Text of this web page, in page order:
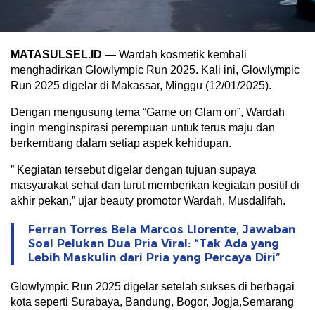
MATASULSEL.ID — Wardah kosmetik kembali
menghadirkan Glowlympic Run 2025. Kali ini, Glowlympic
Run 2025 digelar di Makassar, Minggu (12/01/2025).
Dengan mengusung tema “Game on Glam on”, Wardah
ingin menginspirasi perempuan untuk terus maju dan
berkembang dalam setiap aspek kehidupan.
” Kegiatan tersebut digelar dengan tujuan supaya
masyarakat sehat dan turut memberikan kegiatan positif di
akhir pekan,” ujar beauty promotor Wardah, Musdalifah.
Ferran Torres Bela Marcos Llorente, Jawaban
Soal Pelukan Dua Pria Viral: “Tak Ada yang
Lebih Maskulin dari Pria yang Percaya Diri”
Glowlympic Run 2025 digelar setelah sukses di berbagai
kota seperti Surabaya, Bandung, Bogor, Jogja,Semarang